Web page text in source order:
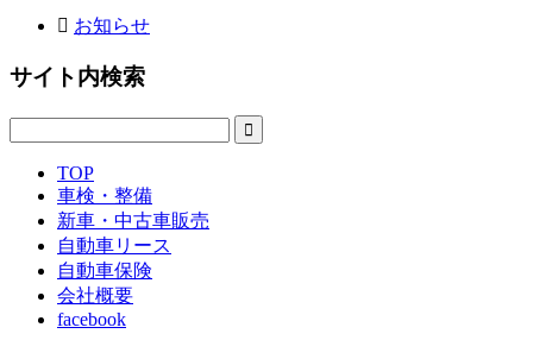
お知らせ
サイト内検索

TOP
車検・整備
新車・中古車販売
自動車リース
自動車保険
会社概要
facebook